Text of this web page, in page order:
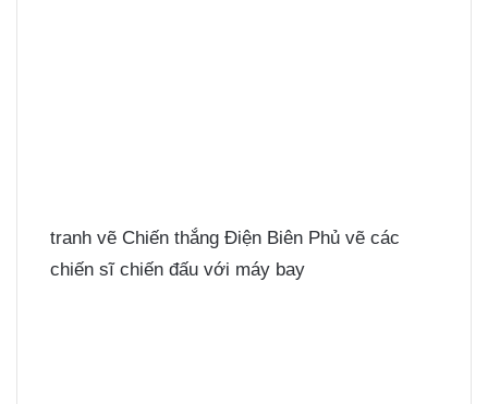
tranh vẽ Chiến thắng Điện Biên Phủ vẽ các
chiến sĩ chiến đấu với máy bay